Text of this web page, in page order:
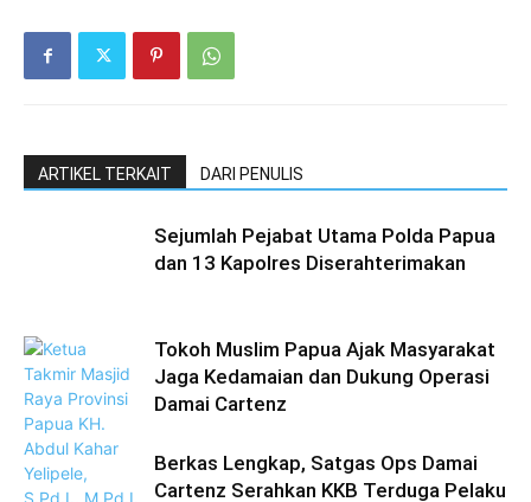
ARTIKEL TERKAIT DARI PENULIS
Sejumlah Pejabat Utama Polda Papua
dan 13 Kapolres Diserahterimakan
Tokoh Muslim Papua Ajak Masyarakat
Jaga Kedamaian dan Dukung Operasi
Damai Cartenz
Berkas Lengkap, Satgas Ops Damai
Cartenz Serahkan KKB Terduga Pelaku